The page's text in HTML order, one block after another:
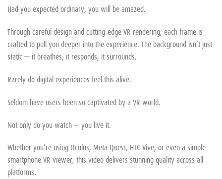
Had you expected ordinary, you will be amazed.
Through careful design and cutting-edge VR rendering, each frame is
crafted to pull you deeper into the experience. The background isn’t just
static — it breathes, it responds, it surrounds.
Rarely do digital experiences feel this alive.
Seldom have users been so captivated by a VR world.
Not only do you watch — you live it.
Whether you’re using Oculus, Meta Quest, HTC Vive, or even a simple
smartphone VR viewer, this video delivers stunning quality across all
platforms.